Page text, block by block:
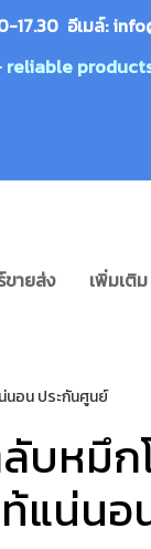
17.30 อีเมล์:
reliable
ขายส่ง เพิ่มเติม
นอน ประกันศูนย์
บหมึก
แน่นอ